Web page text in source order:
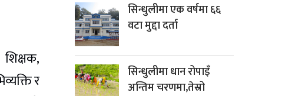
र
सिन्धुलीमा एक वर्षमा ६६
वटा मुद्दा दर्ता
सिन्धुलीमा धान रोपाइँ
अन्तिम चरणमा,तेस्रो